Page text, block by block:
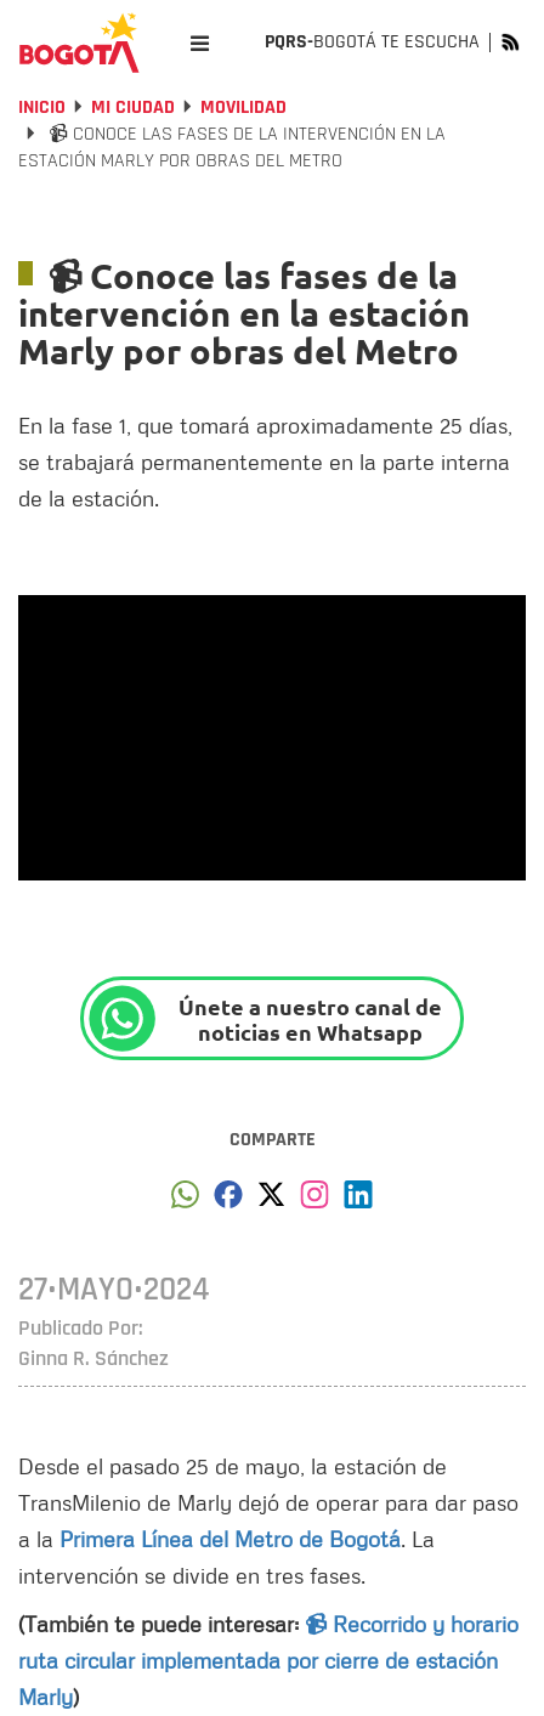
PQRS-BOGOTÁ TE ESCUCHA
INICIO MI CIUDAD
MOVILIDAD
📹 CONOCE LAS FASES DE LA INTERVENCIÓN EN LA
ESTACIÓN MARLY POR OBRAS DEL METRO
📹 Conoce las fases de la
intervención en la estación
Marly por obras del Metro
En la fase 1, que tomará aproximadamente 25 días,
se trabajará permanentemente en la parte interna
de la estación.
Únete a nuestro canal de
noticias en Whatsapp
COMPARTE
Publicado Por:
Ginna R. Sánchez
27•MAYO•2024
Desde el pasado 25 de mayo, la estación de
TransMilenio de Marly dejó de operar para dar paso
a la Primera Línea del Metro de Bogotá. La
intervención se divide en tres fases.
(También te puede interesar: 📹 Recorrido y horario
ruta circular implementada por cierre de estación
Marly)